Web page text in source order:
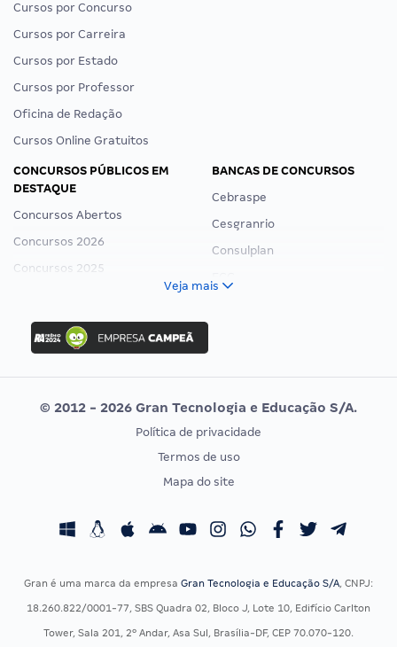
Cursos por Concurso
Cursos por Carreira
Cursos por Estado
Cursos por Professor
Oficina de Redação
Cursos Online Gratuitos
CONCURSOS PÚBLICOS EM
DESTAQUE
Concursos Abertos
Concursos 2026
Concursos 2025
Concurso Ibama
Concurso MPU
Editais publicados
BANCAS DE CONCURSOS
Cebraspe
Cesgranrio
Consulplan
Vunesp
CONCURSOS POR PROFISSÃO
Concursos Fiscais
Concursos Saúde
EXAME DE ORDEM
Calendário OAB
Veja mais
© 2012 - 2026 Gran Tecnologia e Educação S/A.
Política de privacidade
Termos de uso
Mapa do site
Gran é uma marca da empresa Gran Tecnologia e Educação S/A, CNPJ:
18.260.822/0001-77, SBS Quadra 02, Bloco J, Lote 10, Edifício Carlton
Tower, Sala 201, 2º Andar, Asa Sul, Brasília-DF, CEP 70.070-120.